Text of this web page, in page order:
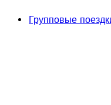
Групповые